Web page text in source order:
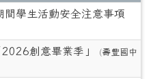
間學生活動安全注意事項
創意畢業季」 (壽豐國中